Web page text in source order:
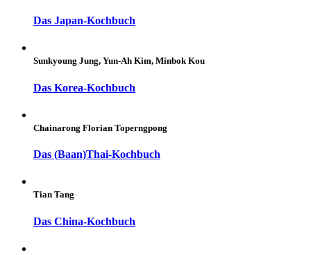
Das Japan-Kochbuch
Sunkyoung Jung, Yun-Ah Kim, Minbok Kou
Das Korea-Kochbuch
Chainarong Florian Toperngpong
Das (Baan)Thai-Kochbuch
Tian Tang
Das China-Kochbuch